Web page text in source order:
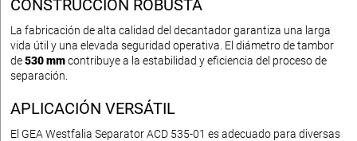
CONSTRUCCIÓN ROBUSTA
La fabricación de alta calidad del decantador garantiza una larga
vida útil y una elevada seguridad operativa. El diámetro de tambor
de530 mmcontribuye a la estabilidad y eficiencia del proceso de
separación.
APLICACIÓN VERSÁTIL
El GEA Westfalia Separator ACD 535-01 es adecuado para diversas